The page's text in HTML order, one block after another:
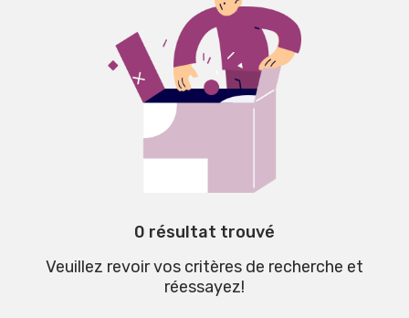
0 résultat trouvé
Veuillez revoir vos critères de recherche et
réessayez!